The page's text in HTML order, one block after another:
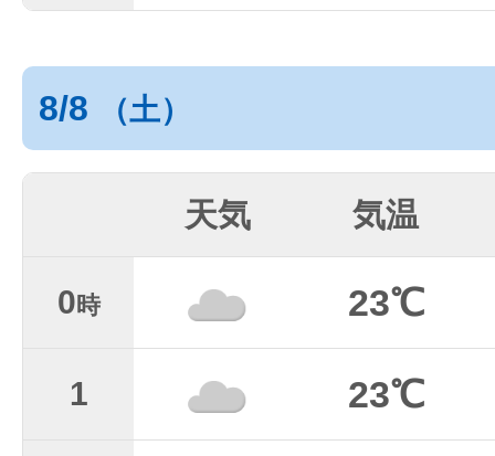
8/8 （土）
天気 気温
0時 23℃
1 23℃